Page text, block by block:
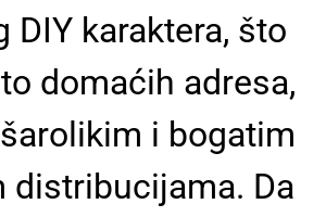
DIY karaktera, što
domaćih adresa,
i bogatim
distribucijama. Da